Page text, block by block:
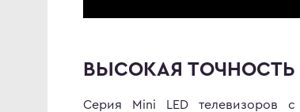
ВЫСОКАЯ ТОЧНОСТЬ
Серия Mini LED телевизоров